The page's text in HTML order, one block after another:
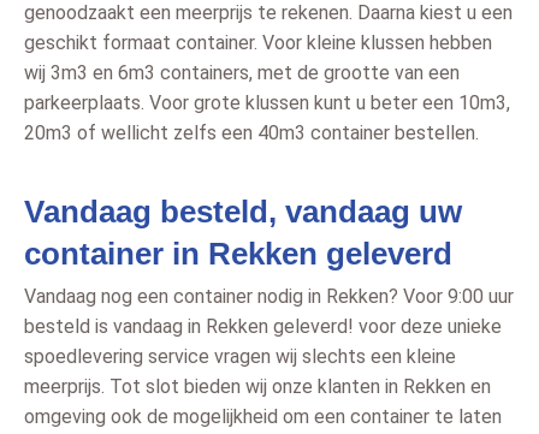
genoodzaakt een meerprijs te rekenen. Daarna kiest u een
geschikt formaat container. Voor kleine klussen hebben
wij 3m3 en 6m3 containers, met de grootte van een
parkeerplaats. Voor grote klussen kunt u beter een 10m3,
20m3 of wellicht zelfs een 40m3 container bestellen.
Vandaag besteld, vandaag uw
container in Rekken geleverd
Vandaag nog een container nodig in Rekken? Voor 9:00 uur
besteld is vandaag in Rekken geleverd! voor deze unieke
spoedlevering service vragen wij slechts een kleine
meerprijs. Tot slot bieden wij onze klanten in Rekken en
omgeving ook de mogelijkheid om een container te laten